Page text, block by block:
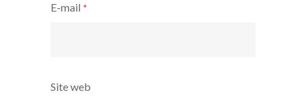
E-mail *
Site web